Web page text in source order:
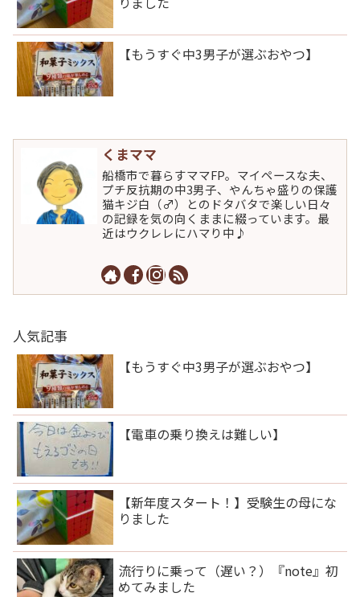
【もうすぐ中3男子が選ぶおやつ】
くまママ
船橋市で暮らすママFP。マイペースな夫、
プチ反抗期の中3男子、やんちゃ盛りの保護
猫キジ白（♂）とのドタバタで楽しい日々
の記録を気の向くままに綴っています。最
近はウクレレにハマり中♪
人気記事
【もうすぐ中3男子が選ぶおやつ】
【電車の乗り換えは難しい】
【新年度スタート！】受験生の母にな
りました
流行りに乗って（遅い？）『note』初
めてみました